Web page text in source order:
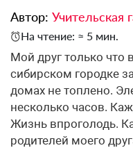
Автор: Учительская
На чтение: ≈ 5 мин.
Мой друг только что
сибирском городке
домах не топлено.
несколько часов.
Жизнь впроголодь.
родителей моего